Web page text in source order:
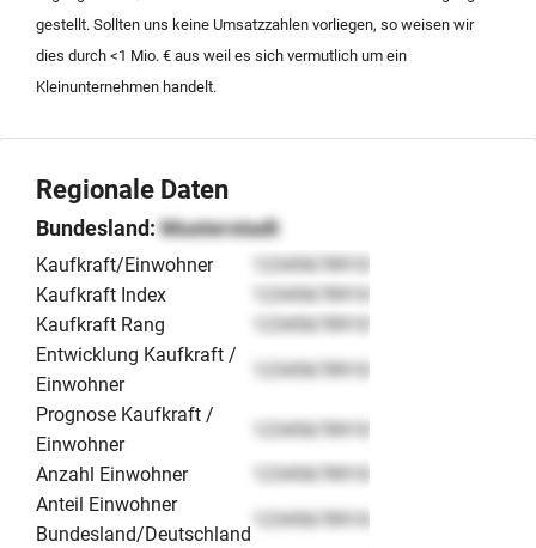
gestellt. Sollten uns keine Umsatzzahlen vorliegen, so weisen wir
dies durch <1 Mio. € aus weil es sich vermutlich um ein
Kleinunternehmen handelt.
Regionale Daten
Bundesland: Musterstadt
Kaufkraft/Einwohner
12345678910
Kaufkraft Index
12345678910
Kaufkraft Rang
12345678910
Entwicklung Kaufkraft /
Einwohner
12345678910
Prognose Kaufkraft /
Einwohner
12345678910
Anzahl Einwohner
12345678910
Anteil Einwohner
Bundesland/Deutschland
12345678910